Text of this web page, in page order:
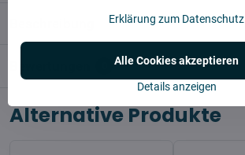
Alternative Produkte
Erklärung zum Datenschutz
Details anzeigen
Alle Cookies akzeptieren